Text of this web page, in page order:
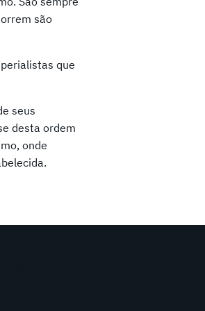
são
que
seus
desta ordem
onde